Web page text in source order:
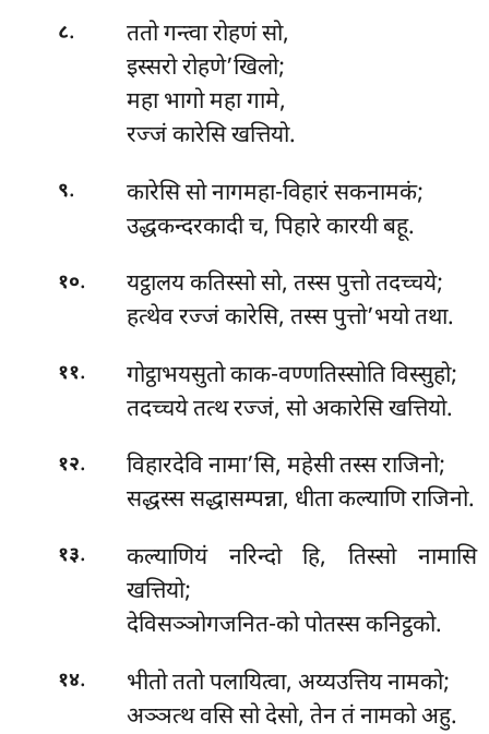
८. ततोगन्त्वा रोहणं सो,
इस्सरो रोहणे’खिलो;
महा भागो महा गामे,
रज्जं कारेसि खत्तियो.
९.
कारेसि सो नागमहा-विहारं सकनामकं;
उद्धकन्दरकादी च, पिहारे कारयी बहू.
१०.
यट्ठालय कतिस्सो सो, तस्स पुत्तो तदच्चये;
हत्थेव रज्जं कारेसि, तस्स पुत्तो’भयो तथा.
११.
गोट्ठाभयसुतो काक-वण्णतिस्सोति विस्सुहो;
तदच्चये तत्थ रज्जं, सो अकारेसि खत्तियो.
१२.
विहारदेवि नामा’सि, महेसी तस्स राजिनो;
सद्धस्स सद्धासम्पन्ना, धीता कल्याणि राजिनो.
१३.
कल्याणियं नरिन्दो हि, तिस्सो नामासि
खत्तियो;
देविसञ्ञोगजनित-को पोतस्स कनिट्ठको.
१४.
भीतो ततो पलायित्वा, अय्यउत्तिय नामको;
अञ्ञत्थ वसि सो देसो, तेन तं नामको अहु.